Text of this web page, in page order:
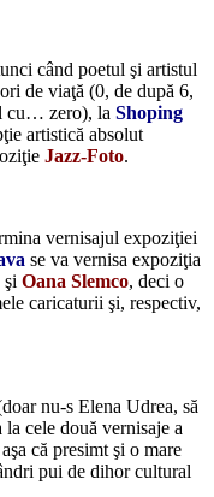
când poetul şi artistul
de viaţă (0, de după 6,
cu… zero), la Shoping
artistică absolut
Jazz-Foto.
vernisajul expoziţiei
se va vernisa expoziţia
şi Oana Slemco, deci o
caricaturii şi, respectiv,
nu-s Elena Udrea, să
cele două vernisaje a
că presimt şi o mare
pui de dihor cultural